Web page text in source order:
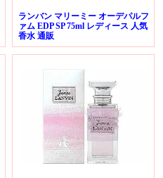
ランバン マリーミー オーデパルフ
ァム EDP SP 75ml レディース 人気
香水 通販